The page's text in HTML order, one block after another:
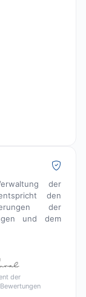
der
den
der
und dem
der